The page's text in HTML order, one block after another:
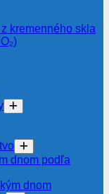
kremenného skla
dnom podľa
dnom